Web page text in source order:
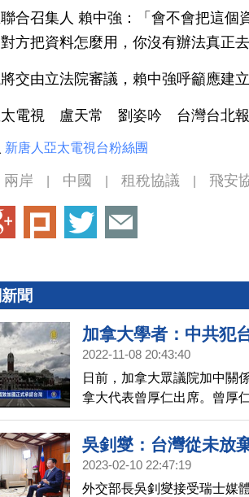
合召集人 賴中強：「會不會把這個
方把資料怎麼用，你沒有辦法真正去
交由立法院審議，賴中強呼籲應建
太電視 盧天常 劉姿吟 台灣台北
新唐人亞太電視台粉絲團
兩岸 中國 租稅協議 飛安
聞
加拿大學者：中共犯
2022-11-08 20:43:40
日前，加拿大眾議院加中關
拿大代表曾厚仁出席。曾厚
的訊號，因此，現在強化加
拿大學者也表示，在中共越
加拿大會考慮制定《台灣關
吳釗燮：台灣從未放
2023-02-10 22:47:19
外交部長吳釗燮接受瑞士媒